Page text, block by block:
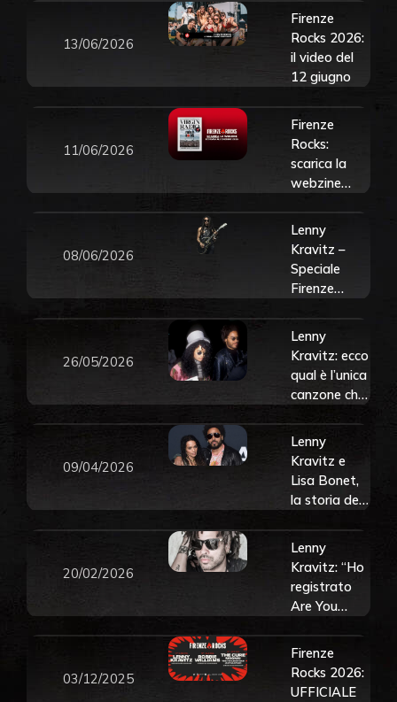
Rocks – 12
giugno 2026
13/06/2026
Firenze
Rocks 2026:
il video del
12 giugno
11/06/2026
Firenze
Rocks:
scarica la
webzine
Lenny
Kravitz e
The Cure
08/06/2026
Lenny
Kravitz –
Speciale
Firenze
26/05/2026
Lenny
Kravitz: ecco
qual è l’unica
canzone che
dedicandola
all’amore
della sua
vita, Lisa
Bonet
09/04/2026
Lenny
Kravitz e
Lisa Bonet,
la storia del
incredibile
legame oltre
l’amore
20/02/2026
Lenny
Kravitz: “Ho
registrato
Are You
My Way in 5
minuti”. La
storia del
03/12/2025
Firenze
Rocks 2026:
UFFICIALE